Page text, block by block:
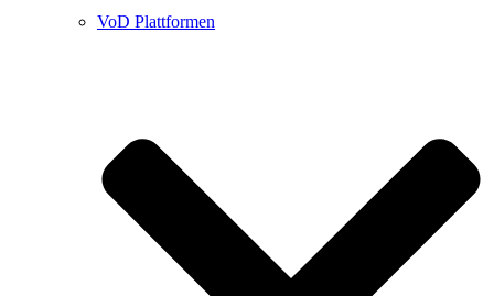
VoD Plattformen